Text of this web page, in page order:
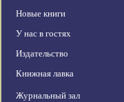
Новые книги
У нас в гостях
Издательство
Книжная лавка
Журнальный зал